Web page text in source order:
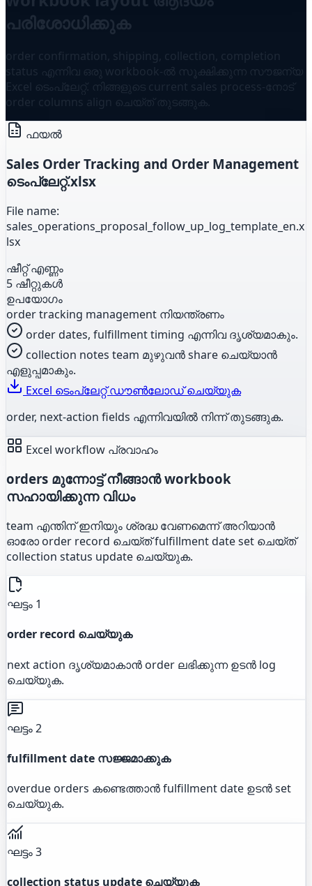
പരിശോധിക്കുക
order confirmation, shipping, collection, completion
status എന്നിവ ഒരു workbook-ൽ സൂക്ഷിക്കുന്ന സൗജന്യ
Excel ടെംപ്ലേറ്റ്. നിങ്ങളുടെ current sales process-നോട്
order columns align ചെയ്ത് തുടങ്ങുക.
ഫയൽ
Sales Order Tracking and Order Management
ടെംപ്ലേറ്റ്.xlsx
File name:
sales_operations_proposal_follow_up_log_template_en.x
lsx
ഷീറ്റ് എണ്ണം
5 ഷീറ്റുകൾ
ഉപയോഗം
order tracking management നിയന്ത്രണം
order dates, fulfillment timing എന്നിവ ദൃശ്യമാകും.
collection notes team മുഴുവൻ share ചെയ്യാൻ
എളുപ്പമാകും.
Excel ടെംപ്ലേറ്റ് ഡൗൺലോഡ് ചെയ്യുക
order, next-action fields എന്നിവയിൽ നിന്ന് തുടങ്ങുക.
Excel workflow പ്രവാഹം
orders മുന്നോട്ട് നീങ്ങാൻ workbook
സഹായിക്കുന്ന വിധം
team എന്തിന് ഇനിയും ശ്രദ്ധ വേണമെന്ന് അറിയാൻ
ഓരോ order record ചെയ്ത് fulfillment date set ചെയ്ത്
collection status update ചെയ്യുക.
ഘട്ടം 1
order record ചെയ്യുക
next action ദൃശ്യമാകാൻ order ലഭിക്കുന്ന ഉടൻ log
ചെയ്യുക.
ഘട്ടം 2
fulfillment date സജ്ജമാക്കുക
overdue orders കണ്ടെത്താൻ fulfillment date ഉടൻ set
ചെയ്യുക.
ഘട്ടം 3
collection status update ചെയ്യുക